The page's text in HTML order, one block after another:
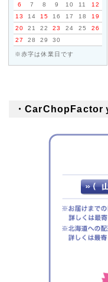
6
7 8 9 10 11
12
13
14 15 16 17 18
19
20
21 22 23 24 25
26
27
28 29 30
※赤字は休業日です
・CarChopFactor